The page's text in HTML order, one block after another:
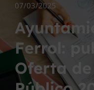
07/03/2025
Ferrol:
Oferta